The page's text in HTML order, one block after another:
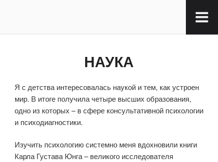
НАУКА
Я с детства интересовалась наукой и тем, как устроен
мир. В итоге получила четыре высших образования,
одно из которых – в сфере консультативной психологии
и психодиагностики.
Изучить психологию системно меня вдохновили книги
Карла Густава Юнга – великого исследователя